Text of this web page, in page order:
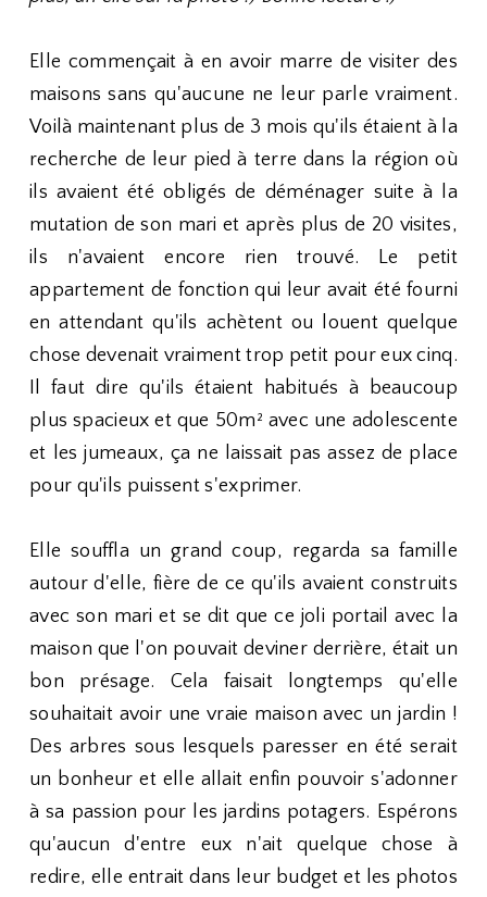
Elle commençait à en avoir marre de visiter des
maisons sans qu'aucune ne leur parle vraiment.
Voilà maintenant plus de 3 mois qu'ils étaient à la
recherche de leur pied à terre dans la région où
ils avaient été obligés de déménager suite à la
mutation de son mari et après plus de 20 visites,
ils n'avaient encore rien trouvé. Le petit
appartement de fonction qui leur avait été fourni
en attendant qu'ils achètent ou louent quelque
chose devenait vraiment trop petit pour eux cinq.
Il faut dire qu'ils étaient habitués à beaucoup
plus spacieux et que 50m² avec une adolescente
et les jumeaux, ça ne laissait pas assez de place
pour qu'ils puissent s'exprimer.
Elle souffla un grand coup, regarda sa famille
autour d'elle, fière de ce qu'ils avaient construits
avec son mari et se dit que ce joli portail avec la
maison que l'on pouvait deviner derrière, était un
bon présage. Cela faisait longtemps qu'elle
souhaitait avoir une vraie maison avec un jardin !
Des arbres sous lesquels paresser en été serait
un bonheur et elle allait enfin pouvoir s'adonner
à sa passion pour les jardins potagers. Espérons
qu'aucun d'entre eux n'ait quelque chose à
redire, elle entrait dans leur budget et les photos